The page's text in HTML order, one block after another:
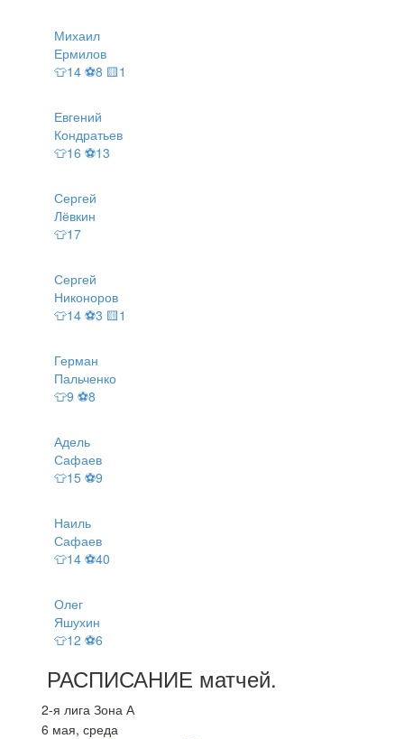
Михаил
Ермилов
👕14 ⚽8 🟨1
Евгений
Кондратьев
👕16 ⚽13
Сергей
Лёвкин
👕17
Сергей
Никоноров
👕14 ⚽3 🟨1
Герман
Пальченко
👕9 ⚽8
Адель
Сафаев
👕15 ⚽9
Наиль
Сафаев
👕14 ⚽40
Олег
Яшухин
👕12 ⚽6
РАСПИСАНИЕ матчей.
2-я лига Зона А
6 мая, среда